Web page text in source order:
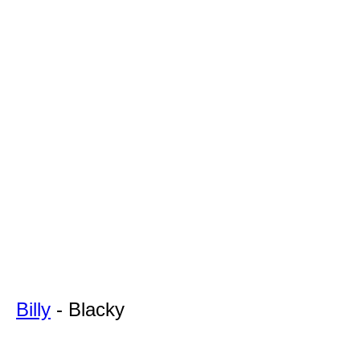
Billy - Blacky